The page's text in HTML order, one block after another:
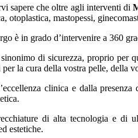
sapere che oltre agli interventi di
otoplastica, mastopessi,
è in grado d’intervenire a 360
di sicurezza, proprio per
la cura della vostra pelle, della
clinica e dalla
di alta tecnologia e di
estetiche.